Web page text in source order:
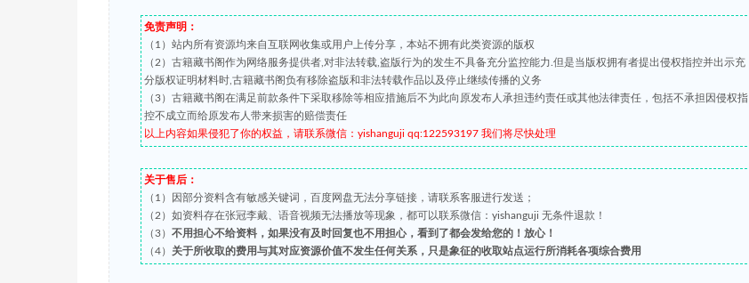
免责声明：
（1）站内所有资源均来自互联网收集或用户上传分享，本站不拥有此类资源的版权
（2）古籍藏书阁作为网络服务提供者,对非法转载,盗版行为的发生不具备充分监控能力.但是当版权拥有者提出侵权指控并出示充
分版权证明材料时,古籍藏书阁负有移除盗版和非法转载作品以及停止继续传播的义务
（3）古籍藏书阁在满足前款条件下采取移除等相应措施后不为此向原发布人承担违约责任或其他法律责任，包括不承担因侵权指
控不成立而给原发布人带来损害的赔偿责任
以上内容如果侵犯了你的权益，请联系微信：yishanguji qq:122593197 我们将尽快处理
关于售后：
（1）因部分资料含有敏感关键词，百度网盘无法分享链接，请联系客服进行发送；
（2）如资料存在张冠李戴、语音视频无法播放等现象，都可以联系微信：yishanguji 无条件退款！
（3） 不用担心不给资料，如果没有及时回复也不用担心，看到了都会发给您的！放心！
（4） 关于所收取的费用与其对应资源价值不发生任何关系，只是象征的收取站点运行所消耗各项综合费用